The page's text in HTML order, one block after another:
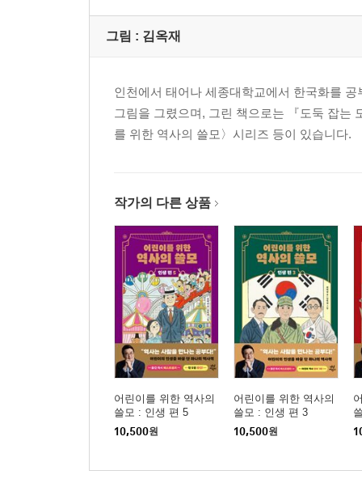
그림 : 김옥재
인천에서 태어나 세종대학교에서 한국화를
그림을 그렸으며, 그린 책으로는 『도둑 잡는
를 위한 역사의 쓸모〉시리즈 등이 있습니다.
작가의 다른 상품
어린이를 위한 역사의
쓸모 : 인생 편 5
10,500원
어린이를 위한 역사의
쓸모 : 인생 편 3
10,500원